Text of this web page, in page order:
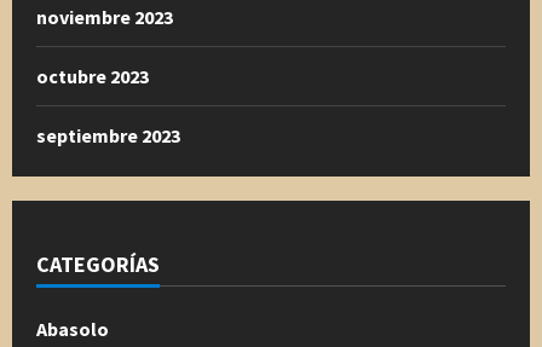
noviembre 2023
octubre 2023
septiembre 2023
CATEGORÍAS
Abasolo